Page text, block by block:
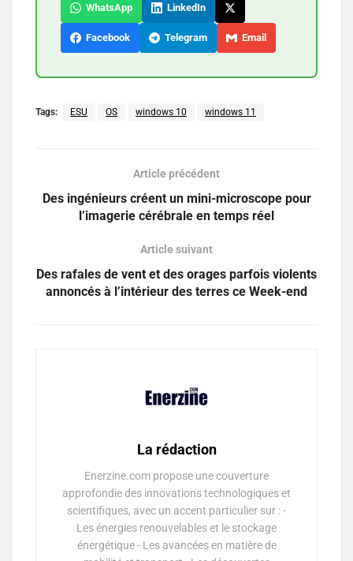
WhatsApp LinkedIn
Facebook Telegram Email
Tags: ESU OS windows 10 windows 11
Article précédent
Des ingénieurs créent un mini-microscope pour
l’imagerie cérébrale en temps réel
Article suivant
Des rafales de vent et des orages parfois violents
annoncés à l’intérieur des terres ce Week-end
La rédaction
Enerzine.com propose une couverture
approfondie des innovations technologiques et
scientifiques, avec un accent particulier sur : -
Les énergies renouvelables et le stockage
énergétique - Les avancées en matière de